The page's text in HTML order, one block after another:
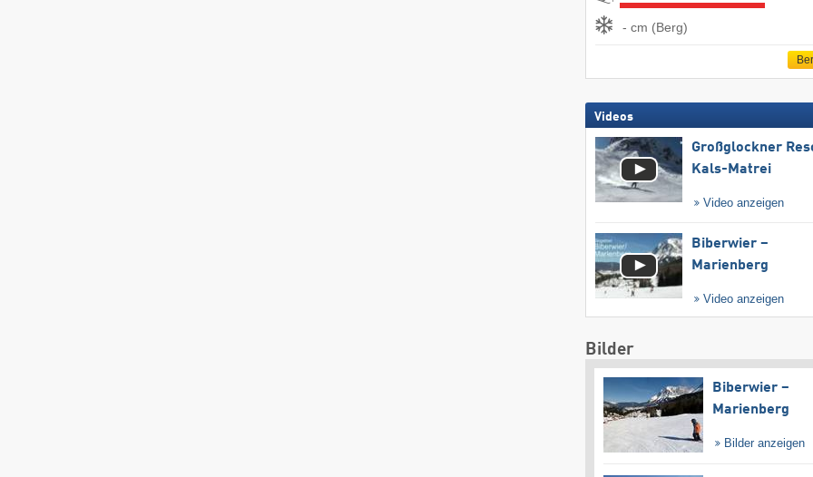
- cm (Berg)
Videos
Großglockner
Kals-Matrei
Video anzeigen
Biberwier –
Marienberg
Video anzeigen
Bilder
Biberwier –
Marienberg
Bilder anzeigen